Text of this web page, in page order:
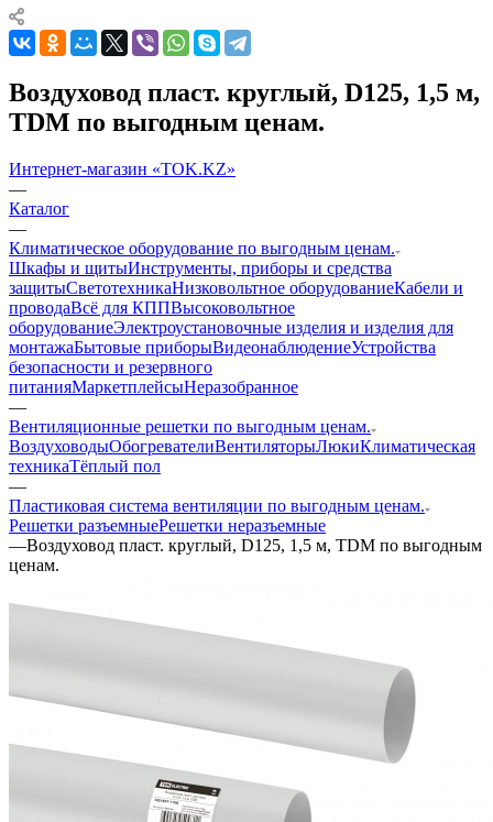
Воздуховод пласт. круглый, D125, 1,5 м,
TDM по выгодным ценам.
Интернет-магазин «TOK.KZ»
—
Каталог
—
Климатическое оборудование по выгодным ценам.
Шкафы и щитыИнструменты, приборы и средства
защитыСветотехникаНизковольтное оборудованиеКабели и
проводаВсё для КППВысоковольтное
оборудованиеЭлектроустановочные изделия и изделия для
монтажаБытовые приборыВидеонаблюдениеУстройства
безопасности и резервного
питанияМаркетплейсыНеразобранное
—
Вентиляционные решетки по выгодным ценам.
ВоздуховодыОбогревателиВентиляторыЛюкиКлиматическая
техникаТёплый пол
—
Пластиковая система вентиляции по выгодным ценам.
Решетки разъемныеРешетки неразъемные
—Воздуховод пласт. круглый, D125, 1,5 м, TDM по выгодным
ценам.